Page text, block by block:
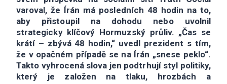
varoval, že Írán má posledních 48 hodin na to,
aby přistoupil na dohodu nebo uvolnil
strategicky klíčový Hormuzský průliv. „Čas se
krátí – zbývá 48 hodin,“ uvedl prezident s tím,
že v opačném případě se na Írán „snese peklo“.
Takto vyhrocená slova jen podtrhují styl politiky,
který je založen na tlaku, hrozbách a